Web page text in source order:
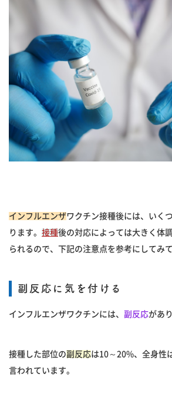
インフルエンザワクチン接種後には、いく
ります。 接種後の対応によっては大きく体
られるので、下記の注意点を参考にしてみ
副反応 に気を付ける
インフルエンザワクチンには、 副反応があ
接種した部位の副反応は10～20%、全身性
言われています。